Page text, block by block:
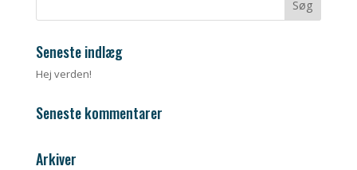
Seneste indlæg
Hej verden!
Seneste kommentarer
Arkiver